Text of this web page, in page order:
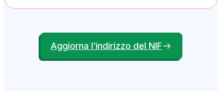
Aggiorna l’indirizzo del NIF